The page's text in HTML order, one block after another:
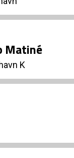
Matiné
K